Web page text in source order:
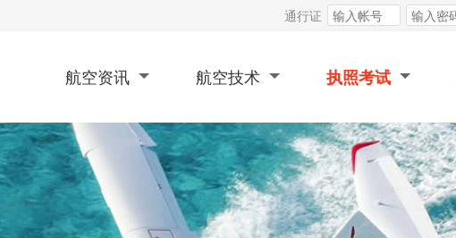
通行证
航空资讯 航空技术 执照考试